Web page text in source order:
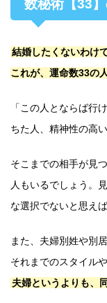
数秘術【33
結婚したくないわけ
これが、運命数33の
「この人とならば行
ちた人、精神性の高
そこまでの相手が見
人もいるでしょう。
な選択でないと思えば
また、夫婦別姓や別
それまでのスタイル
夫婦というよりも、